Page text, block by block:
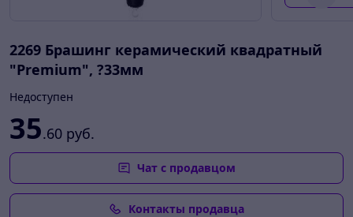
2269 Брашинг керамический квадратный
"Premium", ?33мм
Недоступен
35.60 руб.
Чат с продавцом
Контакты продавца